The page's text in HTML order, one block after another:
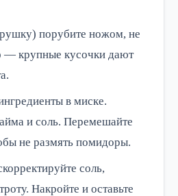
порубите ножом, не
— крупные кусочки дают
в миске.
и соль. Перемешайте
не размять помидоры.
соль,
Накройте и оставьте